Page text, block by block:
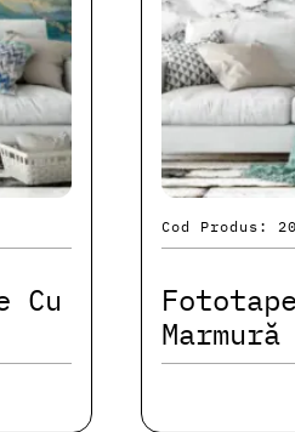
Cu
Cod Produs:
Marmură